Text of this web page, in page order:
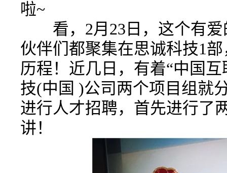
啦~
看，2月23日，这个有
伙伴们都聚集在思诚科技1
历程！近几日，有着“中国
技(中国 )公司两个项目组就
进行人才招聘，首先进行了
讲！